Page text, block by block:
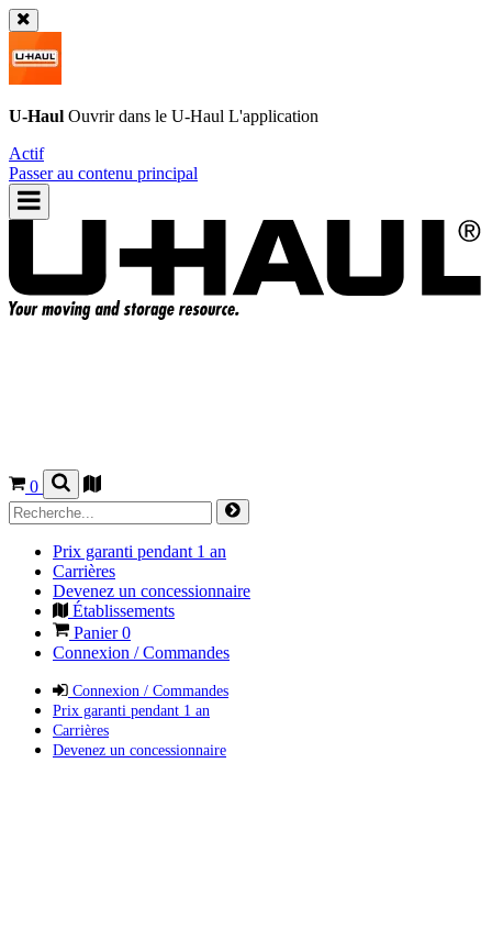
U-Haul Ouvrir dans le U-Haul L'application
Actif
Passer au contenu principal
0
Prix garanti pendant 1 an
Carrières
Devenez un concessionnaire
Établissements
Panier0
Connexion / Commandes
Connexion / Commandes
Prix garanti pendant 1 an
Carrières
Devenez un concessionnaire